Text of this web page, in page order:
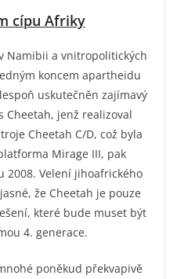
cípu Afriky
Namibii a vnitropolitických
koncem apartheidu
uskutečněn zajímavý
Cheetah, jenž realizoval
Cheetah C/D, což byla
Mirage III, pak
2008. Velení jihoafrického
že Cheetah je pouze
které bude muset být
4. generace.
poněkud překvapivě